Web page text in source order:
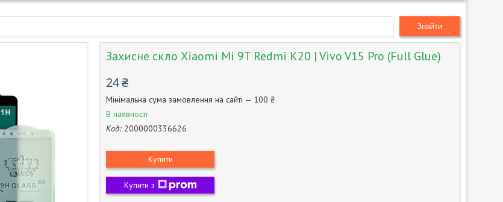
Знайти
Захисне скло Xiaomi Mi 9T Redmi K20 | Vivo V15 Pro (Full Glue)
24 ₴
Мінімальна сума замовлення на сайті — 100 ₴
В наявності
Код: 2000000336626
Купити
Купити з